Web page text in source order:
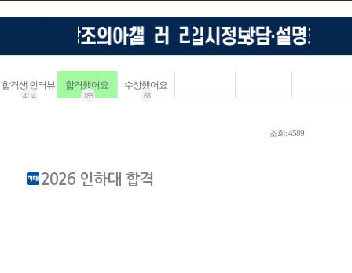
합격생 인터뷰
4114
합격했어요
183
수상했어요
68
ㆍ조회: 4589
2026 인하대 합격